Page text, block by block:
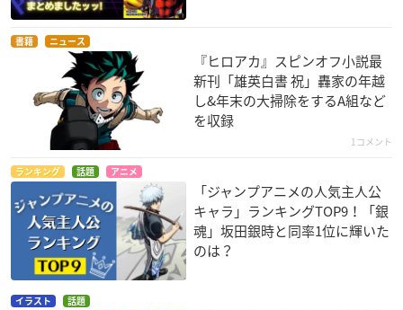
書籍 ニュース
『ヒロアカ』スピンオフ小説最
新刊「雄英白書 祝」轟家の年越
し&年末の大掃除をするA組など
を収録
1コメント
ランキング 話題 アニメ
「ジャンプアニメの人気主人公
キャラ」ランキングTOP9！「銀
魂」坂田銀時と同率1位に輝いた
のは？
イラスト 話題